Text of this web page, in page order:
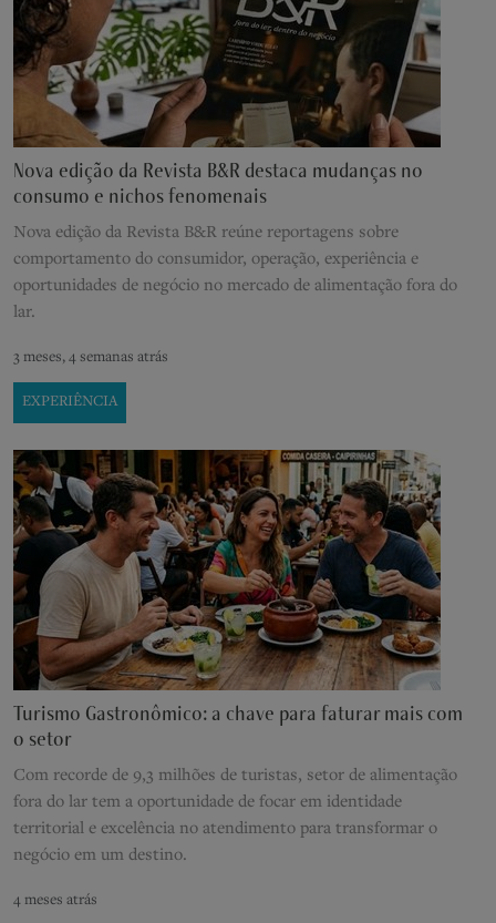
Nova edição da Revista B&R destaca mudanças no
consumo e nichos fenomenais
Nova edição da Revista B&R reúne reportagens sobre
comportamento do consumidor, operação, experiência e
oportunidades de negócio no mercado de alimentação fora do
lar.
3 meses, 4 semanas atrás
EXPERIÊNCIA
Turismo Gastronômico: a chave para faturar mais com
o setor
Com recorde de 9,3 milhões de turistas, setor de alimentação
fora do lar tem a oportunidade de focar em identidade
territorial e excelência no atendimento para transformar o
negócio em um destino.
4 meses atrás